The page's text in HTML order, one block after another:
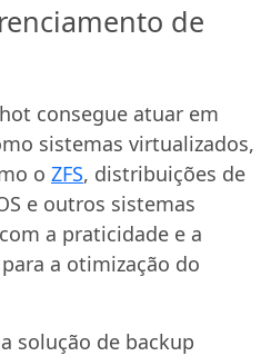
de
consegue atuar em
sistemas virtualizados,
o ZFS, distribuições de
e outros sistemas
a praticidade e a
a otimização do
solução de backup